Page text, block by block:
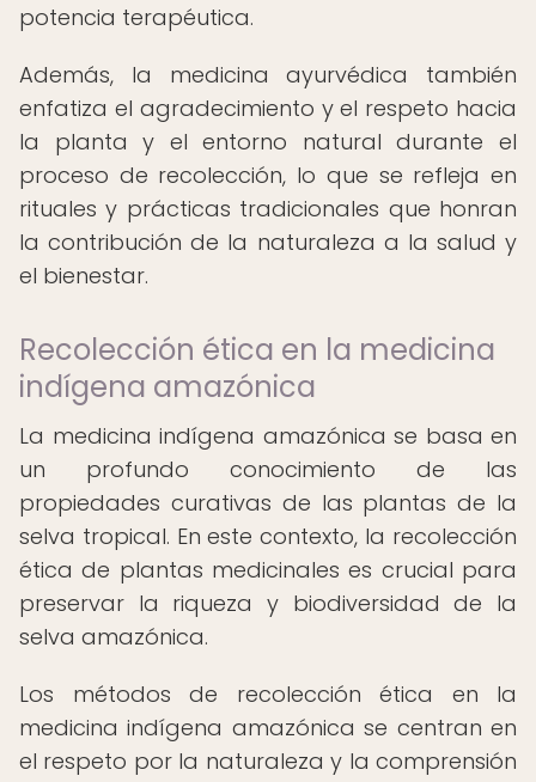
potencia terapéutica.
Además, la medicina ayurvédica también
enfatiza el agradecimiento y el respeto hacia
la planta y el entorno natural durante el
proceso de recolección, lo que se refleja en
rituales y prácticas tradicionales que honran
la contribución de la naturaleza a la salud y
el bienestar.
Recolección ética en la medicina
indígena amazónica
La medicina indígena amazónica se basa en
un profundo conocimiento de las
propiedades curativas de las plantas de la
selva tropical. En este contexto, la recolección
ética de plantas medicinales es crucial para
preservar la riqueza y biodiversidad de la
selva amazónica.
Los métodos de recolección ética en la
medicina indígena amazónica se centran en
el respeto por la naturaleza y la comprensión